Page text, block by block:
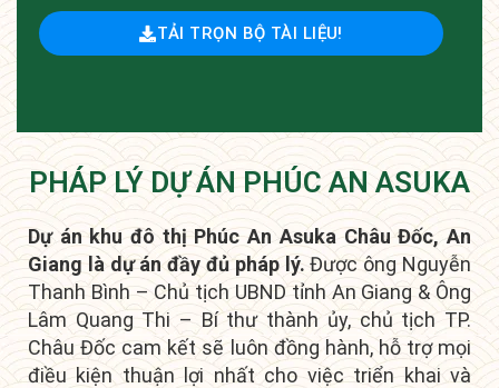
TẢI TRỌN BỘ TÀI LIỆU!
PHÁP LÝ DỰ ÁN PHÚC AN ASUKA
Dự án khu đô thị Phúc An Asuka Châu Đốc, An
Giang là dự án đầy đủ pháp lý.Được ông Nguyễn
Thanh Bình – Chủ tịch UBND tỉnh An Giang & Ông
Lâm Quang Thi – Bí thư thành ủy, chủ tịch TP.
Châu Đốc cam kết sẽ luôn đồng hành, hỗ trợ mọi
điều kiện thuận lợi nhất cho việc triển khai và